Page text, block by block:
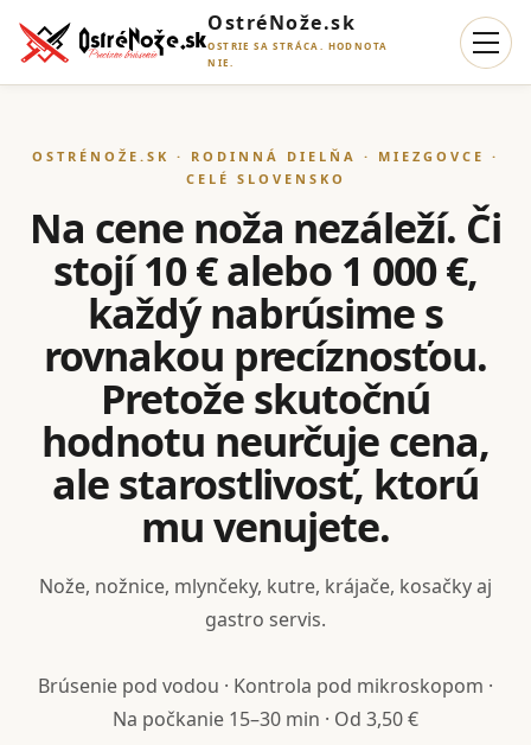
OstréNože.sk
OSTRIE SA STRÁCA. HODNOTA
NIE.
OSTRÉNOŽE.SK · RODINNÁ DIELŇA · MIEZGOVCE ·
CELÉ SLOVENSKO
Na cene noža nezáleží. Či
stojí 10 € alebo 1 000 €,
každý nabrúsime s
rovnakou precíznosťou.
Pretože skutočnú
hodnotu neurčuje cena,
ale starostlivosť, ktorú
mu venujete.
Nože, nožnice, mlynčeky, kutre, krájače, kosačky aj
gastro servis.
Brúsenie pod vodou · Kontrola pod mikroskopom ·
Na počkanie 15–30 min · Od 3,50 €